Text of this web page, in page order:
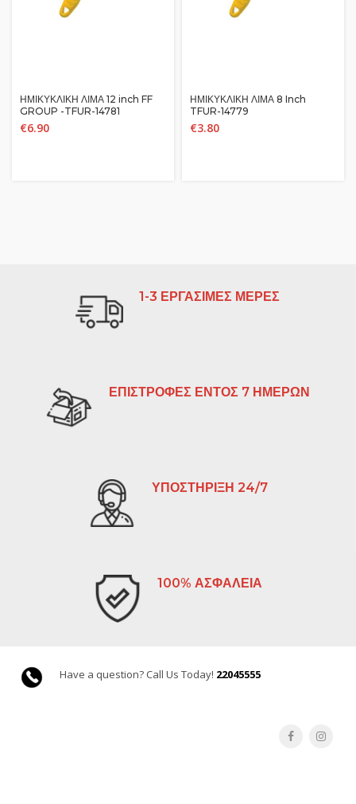
ΗΜΙΚΥΚΛΙΚΗ ΛΙΜΑ 12 inch FF
GROUP -TFUR-14781
€6.90
ΗΜΙΚΥΚΛΙΚΗ ΛΙΜΑ 8 Inch
TFUR-14779
€3.80
1-3 ΕΡΓΑΣΙΜΕΣ ΜΕΡΕΣ
ΕΠΙΣΤΡΟΦΕΣ ΕΝΤΟΣ 7 ΗΜΕΡΩΝ
ΥΠΟΣΤΗΡΙΞΗ 24/7
100% ΑΣΦΑΛΕΙΑ
Have a question? Call Us Today! 22045555